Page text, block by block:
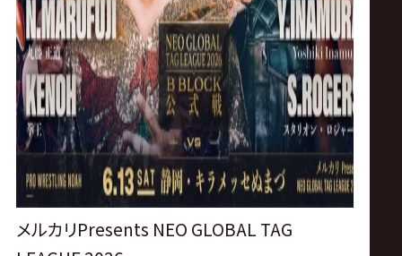
メルカリPresents NEO GLOBAL TAG